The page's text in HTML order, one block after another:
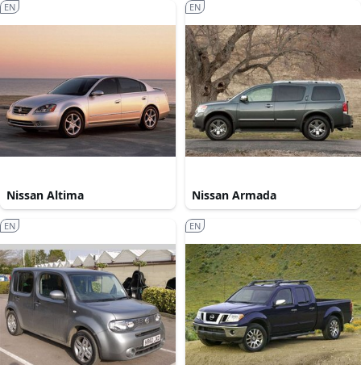
Nissan Altima
EN
Nissan Armada
EN
EN EN